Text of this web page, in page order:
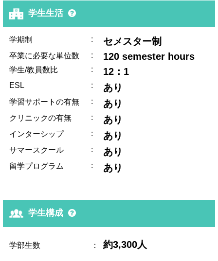
学生生活
学期制 : セメスター制
卒業に必要な単位数 : 120 semester hours
学生/教員数比 : 12：1
ESL : あり
学習サポートの有無 : あり
クリニックの有無 : あり
インターシップ : あり
サマースクール : あり
留学プログラム : あり
学生構成
学部生数 ： 約3,300人